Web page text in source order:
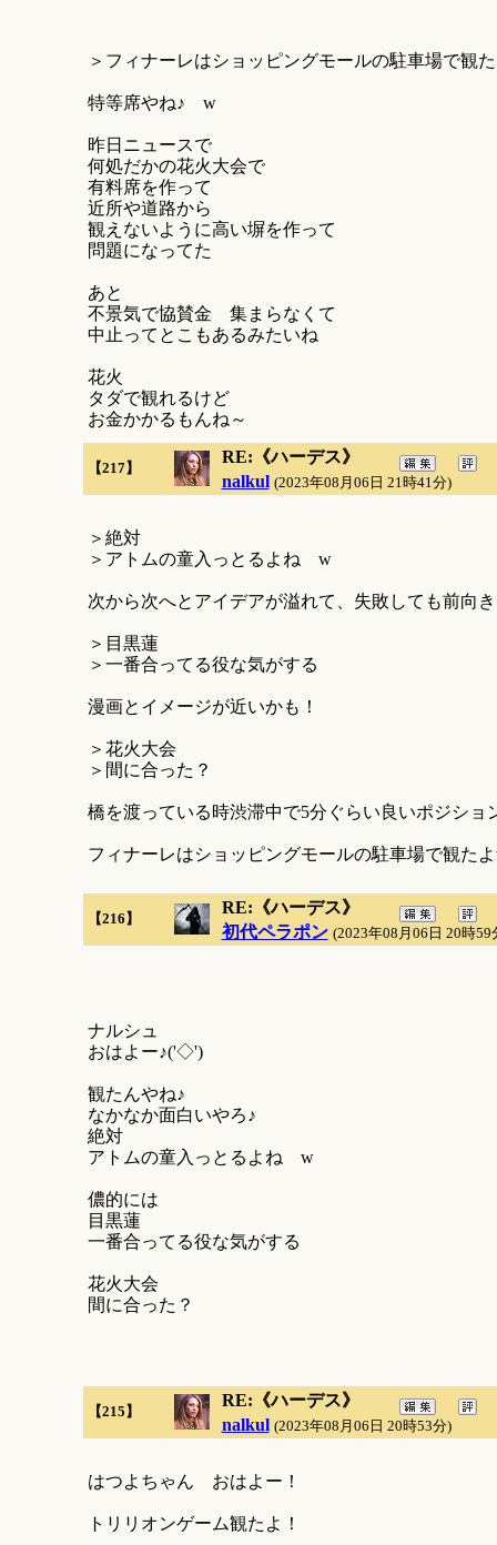
＞フィナーレはショッピングモールの駐車場で観
特等席やね♪ w
昨日ニュースで
何処だかの花火大会で
有料席を作って
近所や道路から
観えないように高い塀を作って
問題になってた
あと
不景気で協賛金 集まらなくて
中止ってとこもあるみたいね
花火
タダで観れるけど
お金かかるもんね～
【217】
RE:《ハーデス》
nalkul (2023年08月06日 21時41分)
＞絶対
＞アトムの童入っとるよね w
次から次へとアイデアが溢れて、失敗しても前向
＞目黒蓮
＞一番合ってる役な気がする
漫画とイメージが近いかも！
＞花火大会
＞間に合った？
橋を渡っている時渋滞中で5分ぐらい良いポジショ
フィナーレはショッピングモールの駐車場で観た
【216】
RE:《ハーデス》
初代ペラポン (2023年08月06日 20時59
ナルシュ
おはよー♪('◇')ゝ
観たんやね♪
なかなか面白いやろ♪
絶対
アトムの童入っとるよね w
儂的には
目黒蓮
一番合ってる役な気がする
花火大会
間に合った？
【215】
RE:《ハーデス》
nalkul (2023年08月06日 20時53分)
はつよちゃん おはよー！
トリリオンゲーム観たよ！